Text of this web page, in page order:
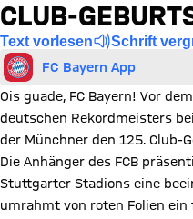
CLUB-
Text vorlesen Schrift
FC Bayern App
Ois guade, FC Bayern! Vor
deutschen Rekordmeisters
der Münchner den 125. Club-
Die Anhänger des FCB
Stuttgarter Stadions eine
umrahmt von roten Folien ein